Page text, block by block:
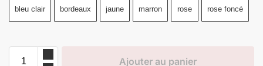
bleu clair bordeaux jaune marron rose rose foncé
Ajouter au panier